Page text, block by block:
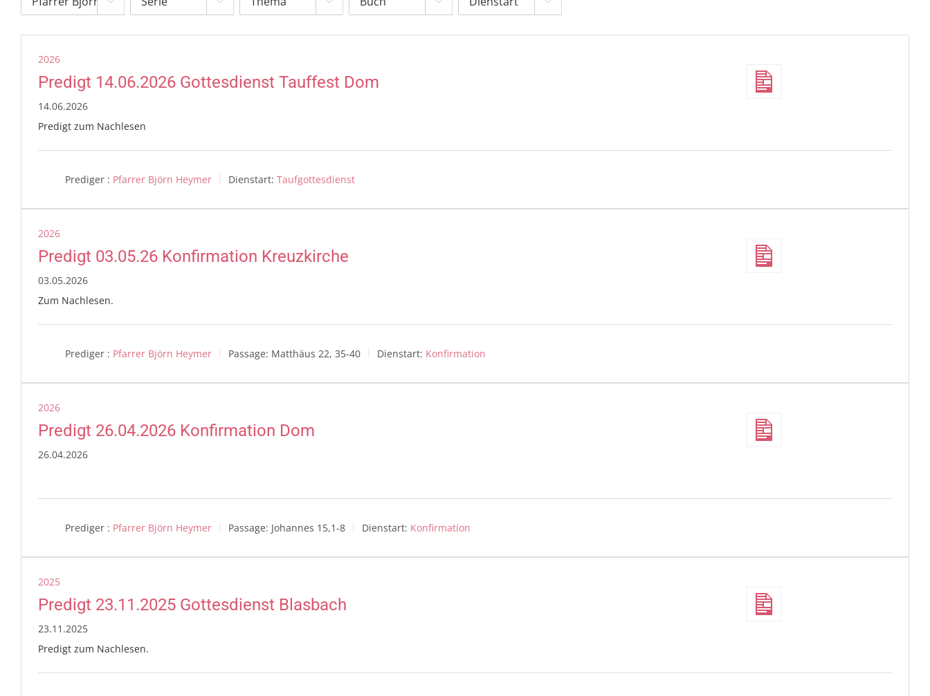
2026
Predigt 14.06.2026 Gottesdienst Tauffest Dom
14.06.2026
Predigt zum Nachlesen
Prediger : Pfarrer Björn Heymer Dienstart: Taufgottesdienst
2026
Predigt 03.05.26 Konfirmation Kreuzkirche
03.05.2026
Zum Nachlesen.
Prediger : Pfarrer Björn Heymer Passage: Matthäus 22, 35-40 Dienstart: Konfirmation
2026
Predigt 26.04.2026 Konfirmation Dom
26.04.2026
Prediger : Pfarrer Björn Heymer Passage: Johannes 15,1-8 Dienstart: Konfirmation
2025
Predigt 23.11.2025 Gottesdienst Blasbach
23.11.2025
Predigt zum Nachlesen.